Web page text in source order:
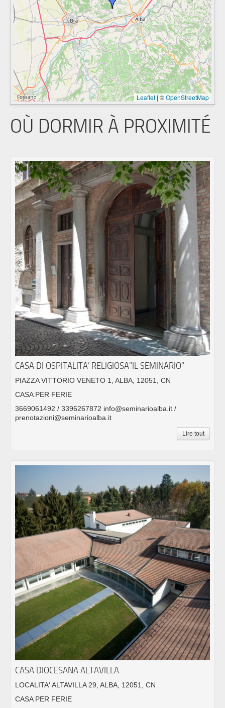
Leaflet | ©OpenStreetMap
OÙ DORMIR À PROXIMITÉ
CASA DI OSPITALITA’ RELIGIOSA”IL SEMINARIO”
PIAZZA VITTORIO VENETO 1, ALBA, 12051, CN
CASA PER FERIE
3669061492 / 3396267872 info@seminarioalba.it /
prenotazioni@seminarioalba.it
Lire tout
CASA DIOCESANA ALTAVILLA
LOCALITA' ALTAVILLA 29, ALBA, 12051, CN
CASA PER FERIE